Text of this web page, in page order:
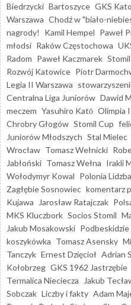
Biedrzycki Bartoszyce GKS
Warszawa Chodź w "biało-
nagrody!
Kamil Hempel Paweł
młodsi Raków Częstochowa
Radom Paweł Kaczmarek
Rozwój Katowice Piotr
Legia II Warszawa
Centralna Liga Juniorów Dawid
meczem Yasuhiro Katō Olimpia
Chrobry Głogów Stomil Cup
Juniorów Młodszych Stal Mielec
Wrocław Tomasz Wełnicki
Jabłoński Tomasz Wełna Irakli
Wołodymyr Kowal Polonia
Zagłębie Sosnowiec komentarz
Kujawa
Jarosław Ratajczak
MKS Kluczbork Socios Stomil
Jakub Mosakowski Podbeskidzie
koszykówka Tomasz Asensky
Tanczyk Ernest Dzięcioł Adrian
Kołobrzeg GKS 1962 Jastrzębie
Termalica Nieciecza
Jakub
Sobczak Liczby i fakty Adam